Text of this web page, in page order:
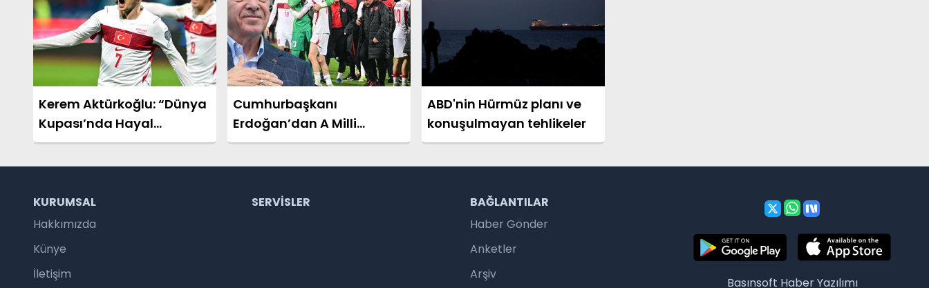
Konferans Ligi)
Kerem Aktürkoğlu: “Dünya
Kupası’nda Hayal
Kurduracağız”
Cumhurbaşkanı
Erdoğan’dan A Milli
Takım’a Tebrik Mesajı
ABD'nin Hürmüz planı ve
konuşulmayan tehlikeler
KURUMSAL
Hakkımızda
Künye
İletişim
SERVISLER
BAĞLANTILAR
Haber Gönder
Anketler
Arşiv
Basınsoft Haber Yazılımı